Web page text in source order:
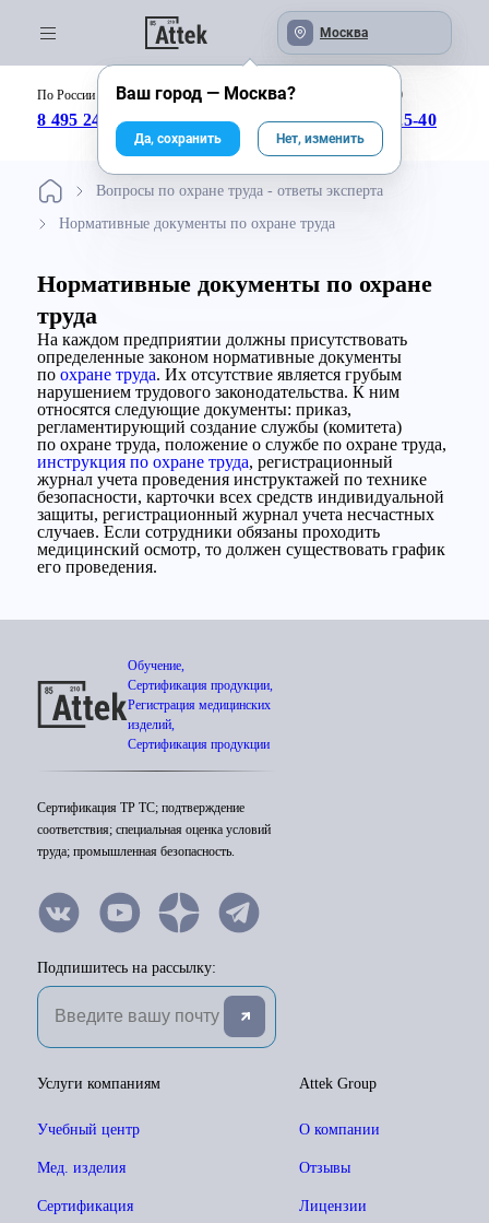
Москва
По России бесплатно:
8 495 246-04-43
с 09:00 до 18:00
8 800 333-25-40
Вопросы по охране труда - ответы эксперта
Нормативные документы по охране труда
Нормативные документы по охране
труда
На каждом предприятии должны присутствовать
определенные законом нормативные документы
по охране труда. Их отсутствие является грубым
нарушением трудового законодательства. К ним
относятся следующие документы: приказ,
регламентирующий создание службы (комитета)
по охране труда, положение о службе по охране труда,
инструкция по охране труда, регистрационный
журнал учета проведения инструктажей по технике
безопасности, карточки всех средств индивидуальной
защиты, регистрационный журнал учета несчастных
случаев. Если сотрудники обязаны проходить
медицинский осмотр, то должен существовать график
его проведения.
Обучение,
Сертификация продукции,
Регистрация медицинских
изделий,
Сертификация продукции
Сертификация ТР ТС; подтверждение
соответствия; специальная оценка условий
труда; промышленная безопасность.
Подпишитесь на рассылку:
Attek Group
О компании
Отзывы
Лицензии
Услуги компаниям
Учебный центр
Мед. изделия
Сертификация
Ваш город — Москва?
Да, сохранить Нет, изменить